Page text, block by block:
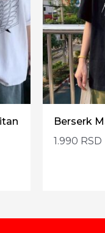
Berserk
1.990 RSD